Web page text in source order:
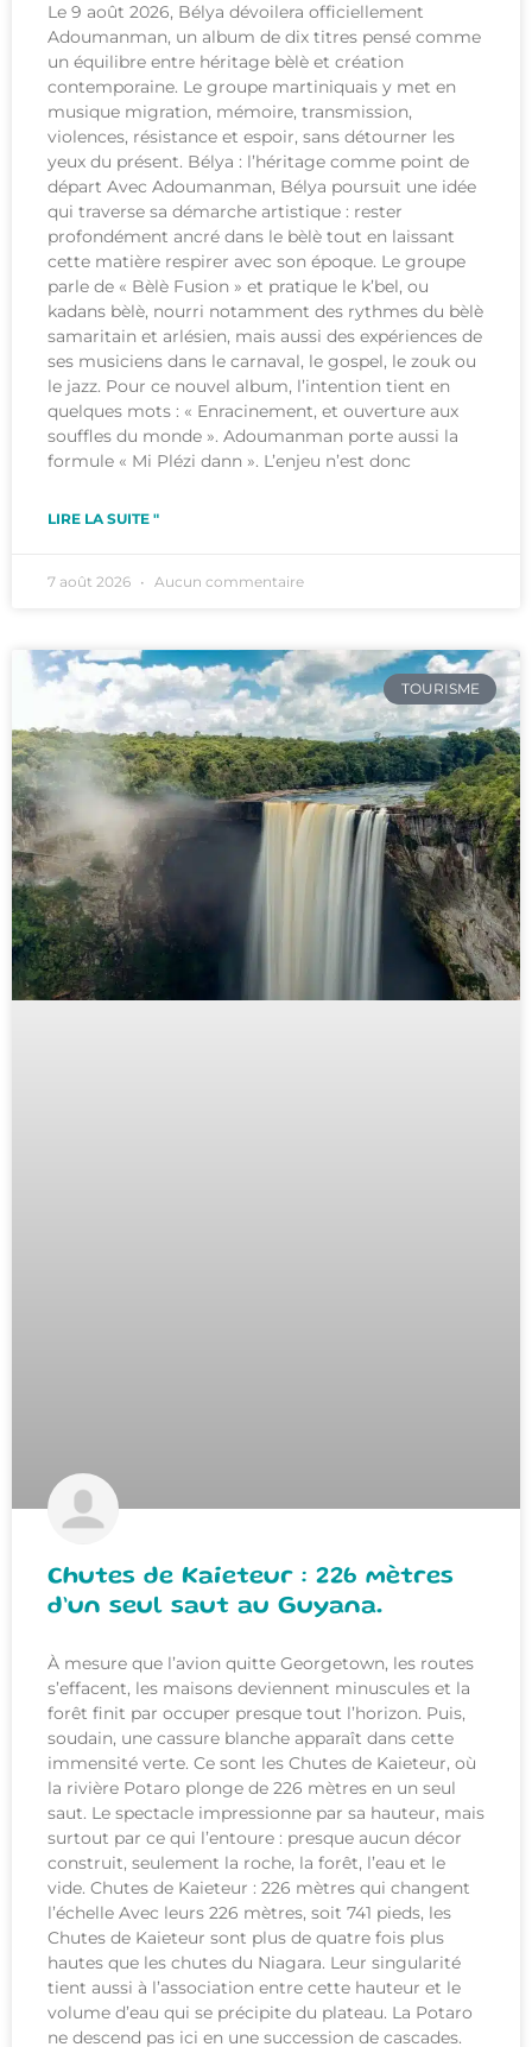
Le 9 août 2026, Bélya dévoilera officiellement
Adoumanman, un album de dix titres pensé comme
un équilibre entre héritage bèlè et création
contemporaine. Le groupe martiniquais y met en
musique migration, mémoire, transmission,
violences, résistance et espoir, sans détourner les
yeux du présent. Bélya : l’héritage comme point de
départ Avec Adoumanman, Bélya poursuit une idée
qui traverse sa démarche artistique : rester
profondément ancré dans le bèlè tout en laissant
cette matière respirer avec son époque. Le groupe
parle de « Bèlè Fusion » et pratique le k’bel, ou
kadans bèlè, nourri notamment des rythmes du bèlè
samaritain et arlésien, mais aussi des expériences de
ses musiciens dans le carnaval, le gospel, le zouk ou
le jazz. Pour ce nouvel album, l’intention tient en
quelques mots : « Enracinement, et ouverture aux
souffles du monde ». Adoumanman porte aussi la
formule « Mi Plézi dann ». L’enjeu n’est donc
LIRE LA SUITE "
7 août 2026 Aucun commentaire
TOURISME
Chutes de Kaieteur : 226 mètres
d’un seul saut au Guyana.
À mesure que l’avion quitte Georgetown, les routes
s’effacent, les maisons deviennent minuscules et la
forêt finit par occuper presque tout l’horizon. Puis,
soudain, une cassure blanche apparaît dans cette
immensité verte. Ce sont les Chutes de Kaieteur, où
la rivière Potaro plonge de 226 mètres en un seul
saut. Le spectacle impressionne par sa hauteur, mais
surtout par ce qui l’entoure : presque aucun décor
construit, seulement la roche, la forêt, l’eau et le
vide. Chutes de Kaieteur : 226 mètres qui changent
l’échelle Avec leurs 226 mètres, soit 741 pieds, les
Chutes de Kaieteur sont plus de quatre fois plus
hautes que les chutes du Niagara. Leur singularité
tient aussi à l’association entre cette hauteur et le
volume d’eau qui se précipite du plateau. La Potaro
ne descend pas ici en une succession de cascades.